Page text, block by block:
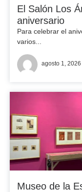
El Salón Los
aniversario
Para celebrar el
varios...
agosto 1, 2026
Museo de la